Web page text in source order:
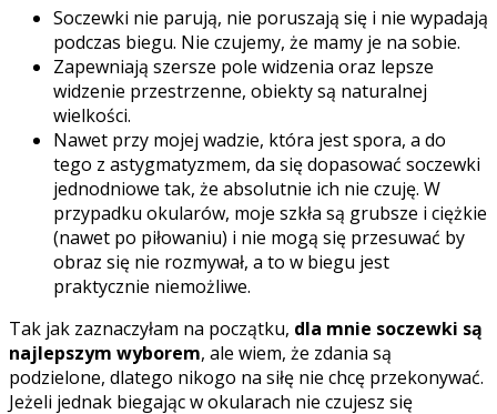
Soczewki nie parują, nie poruszają się i nie wypadają
podczas biegu. Nie czujemy, że mamy je na sobie.
Zapewniają szersze pole widzenia oraz lepsze
widzenie przestrzenne, obiekty są naturalnej
wielkości.
Nawet przy mojej wadzie, która jest spora, a do
tego z astygmatyzmem, da się dopasować soczewki
jednodniowe tak, że absolutnie ich nie czuję. W
przypadku okularów, moje szkła są grubsze i ciężkie
(nawet po piłowaniu) i nie mogą się przesuwać by
obraz się nie rozmywał, a to w biegu jest
praktycznie niemożliwe.
Tak jak zaznaczyłam na początku, dla mnie soczewki są
najlepszym wyborem, ale wiem, że zdania są
podzielone, dlatego nikogo na siłę nie chcę przekonywać.
Jeżeli jednak biegając w okularach nie czujesz się